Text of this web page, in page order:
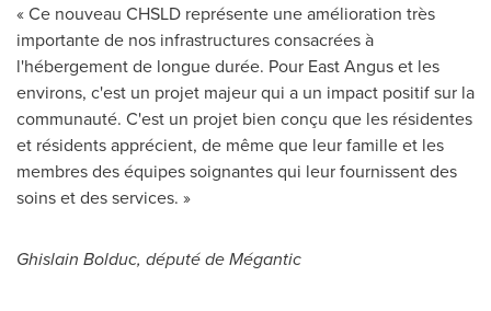
« Ce nouveau CHSLD représente une amélioration très
importante de nos infrastructures consacrées à
l'hébergement de longue durée. Pour East Anguset les
environs, c'est un projet majeur qui a un impact positif sur la
communauté. C'est un projet bien conçu que les résidentes
et résidents apprécient, de même que leur famille et les
membres des équipes soignantes qui leur fournissent des
soins et des services. »
Ghislain Bolduc, député de Mégantic